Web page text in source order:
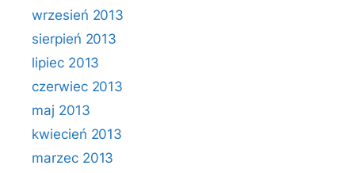
wrzesień 2013
sierpień 2013
lipiec 2013
czerwiec 2013
maj 2013
kwiecień 2013
marzec 2013